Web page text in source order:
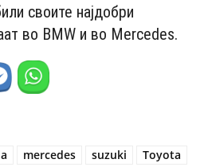
своите најдобри
во BMW и во Mercedes.
mercedes suzuki
Toyota